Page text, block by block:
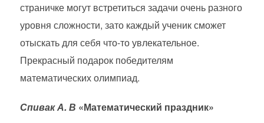
страничке могут встретиться задачи очень разного
уровня сложности, зато каждый ученик сможет
отыскать для себя что-то увлекательное.
Прекрасный подарок победителям
математических олимпиад.
Спивак А. В «Математический праздник»